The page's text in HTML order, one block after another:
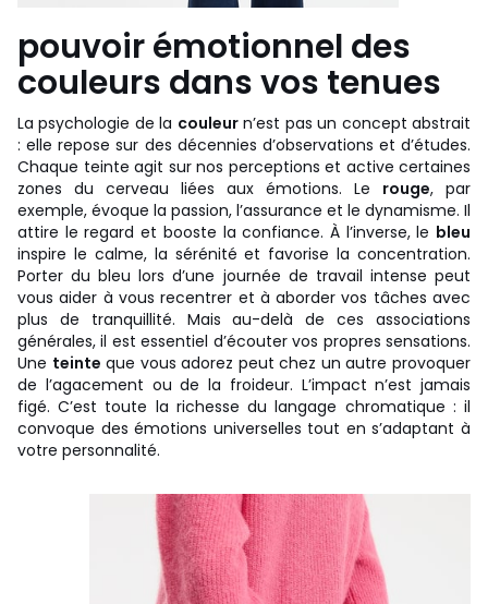
pouvoir émotionnel des
couleurs dans vos tenues
La psychologie de la couleurn’est pas un concept abstrait
: elle repose sur des décennies d’observations et d’études.
Chaque teinte agit sur nos perceptions et active certaines
zones du cerveau liées aux émotions. Le rouge, par
exemple, évoque la passion, l’assurance et le dynamisme. Il
attire le regard et booste la confiance. À l’inverse, le bleu
inspire le calme, la sérénité et favorise la concentration.
Porter du bleu lors d’une journée de travail intense peut
vous aider à vous recentrer et à aborder vos tâches avec
plus de tranquillité. Mais au-delà de ces associations
générales, il est essentiel d’écouter vos propres sensations.
Une teinte que vous adorez peut chez un autre provoquer
de l’agacement ou de la froideur. L’impact n’est jamais
figé. C’est toute la richesse du langage chromatique : il
convoque des émotions universelles tout en s’adaptant à
votre personnalité.